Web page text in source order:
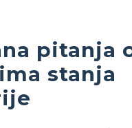
pitanja
stanja